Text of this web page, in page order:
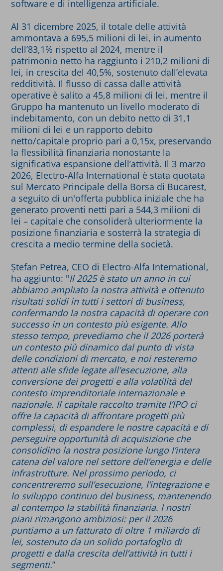
software e di intelligenza artificiale.
Al 31 dicembre 2025, il totale delle attività
ammontava a 695,5 milioni di lei, in aumento
dell’83,1% rispetto al 2024, mentre il
patrimonio netto ha raggiunto i 210,2 milioni di
lei, in crescita del 40,5%, sostenuto dall’elevata
redditività. Il flusso di cassa dalle attività
operative è salito a 45,8 milioni di lei, mentre il
Gruppo ha mantenuto un livello moderato di
indebitamento, con un debito netto di 31,1
milioni di lei e un rapporto debito
netto/capitale proprio pari a 0,15x, preservando
la flessibilità finanziaria nonostante la
significativa espansione dell’attività. Il 3 marzo
2026, Electro-Alfa International è stata quotata
sul Mercato Principale della Borsa di Bucarest,
a seguito di un'offerta pubblica iniziale che ha
generato proventi netti pari a 544,3 milioni di
lei – capitale che consoliderà ulteriormente la
posizione finanziaria e sosterrà la strategia di
crescita a medio termine della società.
Ștefan Petrea, CEO di Electro-Alfa International,
ha aggiunto: "Il 2025 è stato un anno in cui
abbiamo ampliato la nostra attività e ottenuto
risultati solidi in tutti i settori di business,
confermando la nostra capacità di operare con
successo in un contesto più esigente. Allo
stesso tempo, prevediamo che il 2026 porterà
un contesto più dinamico dal punto di vista
delle condizioni di mercato, e noi resteremo
attenti alle sfide legate all’esecuzione, alla
conversione dei progetti e alla volatilità del
contesto imprenditoriale internazionale e
nazionale. Il capitale raccolto tramite l’IPO ci
offre la capacità di affrontare progetti più
complessi, di espandere le nostre capacità e di
perseguire opportunità di acquisizione che
consolidino la nostra posizione lungo l’intera
catena del valore nel settore dell’energia e delle
infrastrutture. Nel prossimo periodo, ci
concentreremo sull’esecuzione, l’integrazione e
lo sviluppo continuo del business, mantenendo
al contempo la stabilità finanziaria. I nostri
piani rimangono ambiziosi: per il 2026
puntiamo a un fatturato di oltre 1 miliardo di
lei, sostenuto da un solido portafoglio di
progetti e dalla crescita dell’attività in tutti i
segmenti.”